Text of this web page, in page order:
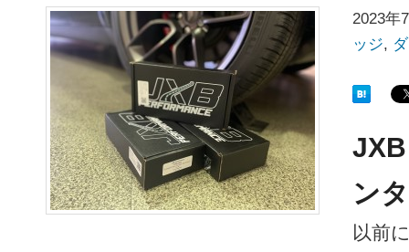
2023年
ッジ,
ン
以前